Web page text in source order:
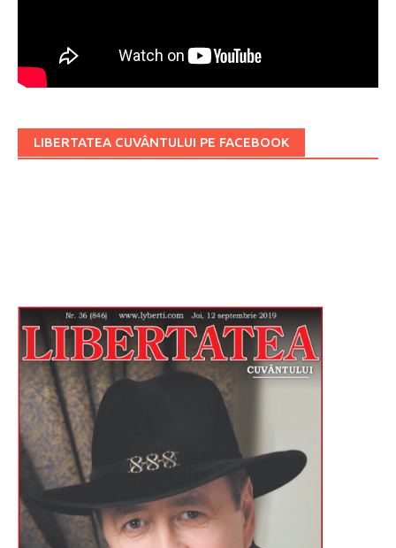
LIBERTATEA CUVÂNTULUI PE FACEBOOK